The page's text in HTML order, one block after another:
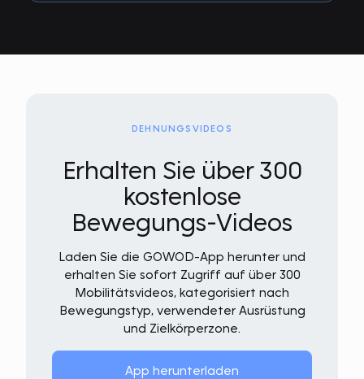
DEHNUNGSVIDEOS
Erhalten Sie über 300
kostenlose
Bewegungs-Videos
Laden Sie die GOWOD-App herunter und
erhalten Sie sofort Zugriff auf über 300
Mobilitätsvideos, kategorisiert nach
Bewegungstyp, verwendeter Ausrüstung
und Zielkörperzone.
App herunterladen